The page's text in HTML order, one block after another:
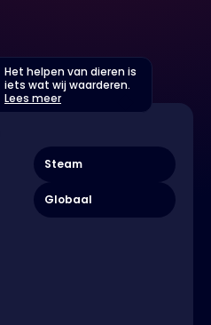
Het helpen van dieren is
iets wat wij waarderen.
Lees meer
Steam
Globaal